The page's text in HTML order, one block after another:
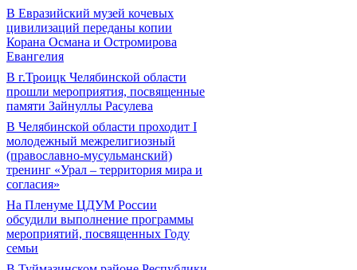
В Евразийский музей кочевых
цивилизаций переданы копии
Корана Османа и Остромирова
Евангелия
В г.Троицк Челябинской области
прошли мероприятия, посвященные
памяти Зайнуллы Расулева
В Челябинской области проходит I
молодежный межрелигиозный
(православно-мусульманский)
тренинг «Урал – территория мира и
согласия»
На Пленуме ЦДУМ России
обсудили выполнение программы
мероприятий, посвященных Году
семьи